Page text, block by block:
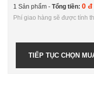
1 Sản phẩm - Tổng tiền: 0 đ
Phí giao hàng sẽ được tính
TIẾP TỤC CHỌN